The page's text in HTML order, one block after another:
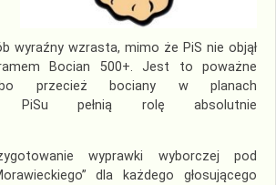
wyraźny wzrasta, mimo że PiS nie objął
Bocian 500+. Jest to poważne
bo przecież bociany w planach
PiSu pełnią rolę absolutnie
wyprawki wyborczej pod
dla każdego głosującego